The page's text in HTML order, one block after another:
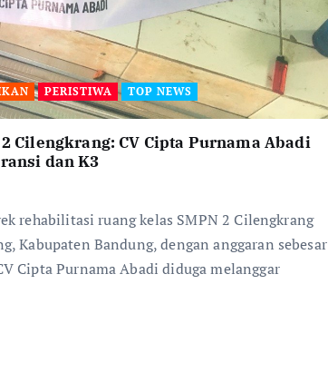
PERISTIWA TOP NEWS
Cilengkrang: CV Cipta Purnama Abadi
dan K3
rehabilitasi ruang kelas SMPN 2 Cilengkrang
Kabupaten Bandung, dengan anggaran sebesar
Cipta Purnama Abadi diduga melanggar